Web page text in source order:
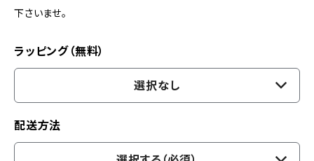
下さいませ。
ラッピング（無料）
選択なし
配送方法